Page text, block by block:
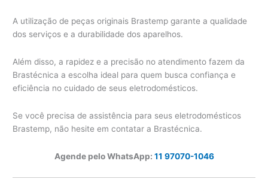
A utilização de peças originais Brastemp garante a qualidade
dos serviços e a durabilidade dos aparelhos.
Além disso, a rapidez e a precisão no atendimento fazem da
Brastécnica a escolha ideal para quem busca confiança e
eficiência no cuidado de seus eletrodomésticos.
Se você precisa de assistência para seus eletrodomésticos
Brastemp, não hesite em contatar a Brastécnica.
Agende pelo WhatsApp: 11 97070-1046